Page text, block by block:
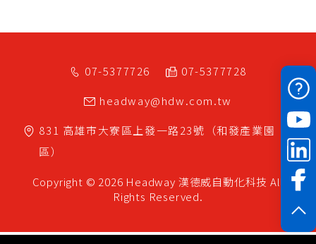
07-5377726
07-5377728
headway@hdw.com.tw
831 高雄市大寮區上發一路23號（和發產業園
區）
Copyright © 2026 Headway 漢德威自動化科技 All
Rights Reserved.